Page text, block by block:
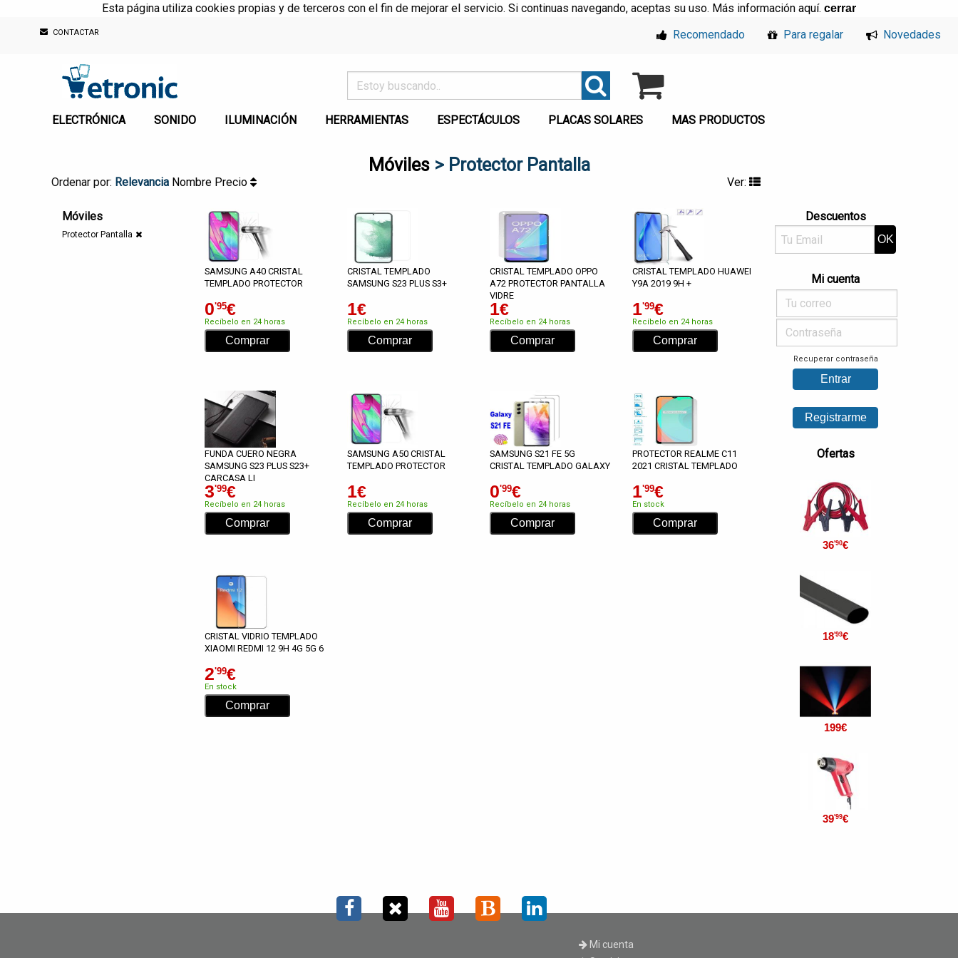
Esta página utiliza cookies propias y de terceros con el fin de mejorar el servicio. Si continuas navegando, aceptas su uso. Más información aquí. cerrar
CONTACTAR Recomendado Para regalar Novedades
ELECTRÓNICA SONIDO ILUMINACIÓN HERRAMIENTAS ESPECTÁCULOS PLACAS SOLARES MAS PRODUCTOS
Móviles> Protector Pantalla
Ordenar por: Relevancia Nombre Precio Ver:
Móviles
Protector Pantalla
SAMSUNG A40 CRISTAL
TEMPLADO PROTECTOR
0'95€
Recíbelo en 24 horas
CRISTAL TEMPLADO
SAMSUNG S23 PLUS S3+
1€
Recíbelo en 24 horas
CRISTAL TEMPLADO OPPO
A72 PROTECTOR PANTALLA
VIDRE
1€
Recíbelo en 24 horas
CRISTAL TEMPLADO HUAWEI
Y9A 2019 9H +
1'99€
Recíbelo en 24 horas
FUNDA CUERO NEGRA
SAMSUNG S23 PLUS S23+
CARCASA LI
3'99€
Recíbelo en 24 horas
SAMSUNG A50 CRISTAL
TEMPLADO PROTECTOR
1€
Recíbelo en 24 horas
SAMSUNG S21 FE 5G
CRISTAL TEMPLADO GALAXY
0'99€
Recíbelo en 24 horas
PROTECTOR REALME C11
2021 CRISTAL TEMPLADO
1'99€
En stock
CRISTAL VIDRIO TEMPLADO
XIAOMI REDMI 12 9H 4G 5G 6
2'99€
En stock
Descuentos
Mi cuenta
Recuperar contraseña
Ofertas
36'90€
18'99€
199€
39'99€
Mi cuenta